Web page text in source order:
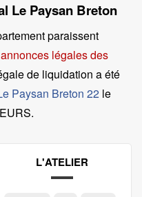
Le Paysan Breton
paraissent
légales des
de liquidation a été
Paysan Breton 22 le
.
L'ATELIER